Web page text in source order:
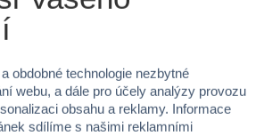
Sparkys
3
obdobné technologie nezbytné
webu, a dále pro účely analýzy provozu
obsahu a reklamy. Informace
sdílíme s našimi reklamními